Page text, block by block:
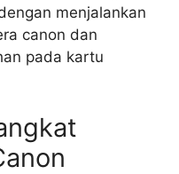
menjalankan
canon dan
pada kartu